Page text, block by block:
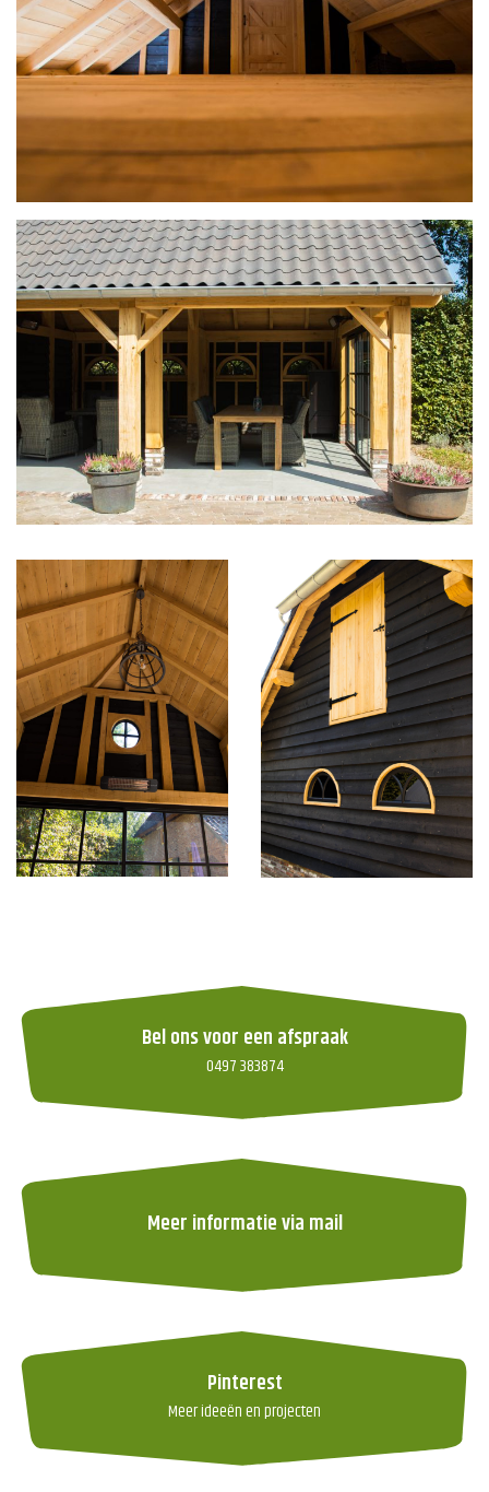
Bel ons voor een afspraak
0497 383874
Meer informatie via mail
Pinterest
Meer ideeën en projecten